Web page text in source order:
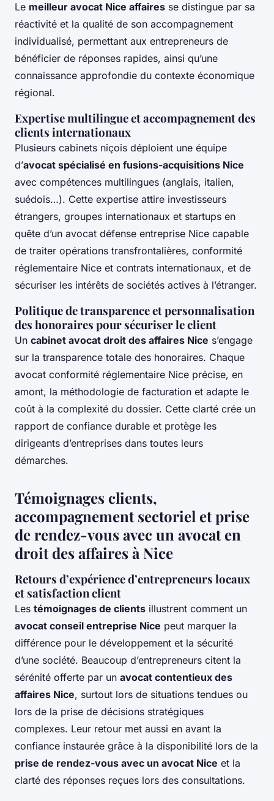
Le meilleur avocat Nice affaires se distingue par sa
réactivité et la qualité de son accompagnement
individualisé, permettant aux entrepreneurs de
bénéficier de réponses rapides, ainsi qu’une
connaissance approfondie du contexte économique
régional.
Expertise multilingue et accompagnement des
clients internationaux
Plusieurs cabinets niçois déploient une équipe
d’avocat spécialisé en fusions-acquisitions Nice
avec compétences multilingues (anglais, italien,
suédois…). Cette expertise attire investisseurs
étrangers, groupes internationaux et startups en
quête d’un avocat défense entreprise Nice capable
de traiter opérations transfrontalières, conformité
réglementaire Nice et contrats internationaux, et de
sécuriser les intérêts de sociétés actives à l’étranger.
Politique de transparence et personnalisation
des honoraires pour sécuriser le client
Un cabinet avocat droit des affaires Nice s’engage
sur la transparence totale des honoraires. Chaque
avocat conformité réglementaire Nice précise, en
amont, la méthodologie de facturation et adapte le
coût à la complexité du dossier. Cette clarté crée un
rapport de confiance durable et protège les
dirigeants d’entreprises dans toutes leurs
démarches.
Témoignages clients,
accompagnement sectoriel et prise
de rendez-vous avec un avocat en
droit des affaires à Nice
Retours d’expérience d’entrepreneurs locaux
et satisfaction client
Les témoignages de clients illustrent comment un
avocat conseil entreprise Nice peut marquer la
différence pour le développement et la sécurité
d’une société. Beaucoup d’entrepreneurs citent la
sérénité offerte par un avocat contentieux des
affaires Nice, surtout lors de situations tendues ou
lors de la prise de décisions stratégiques
complexes. Leur retour met aussi en avant la
confiance instaurée grâce à la disponibilité lors de la
prise de rendez-vous avec un avocat Nice et la
clarté des réponses reçues lors des consultations.